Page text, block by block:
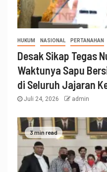
HUKUM NASIONAL PERTANAHAN
Desak Sikap Tegas
Waktunya Sapu
di Seluruh Jajaran
Juli 24, 2026 admin
3 min read